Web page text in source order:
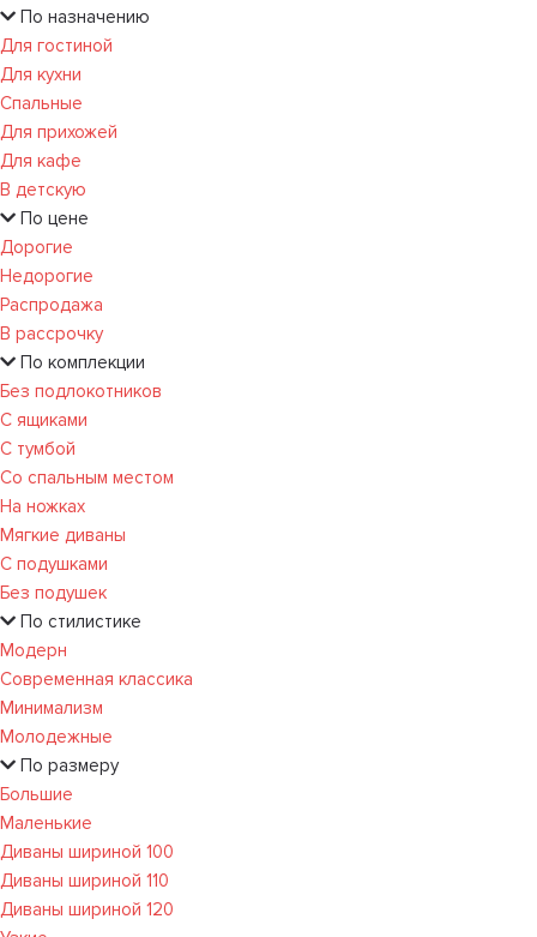
По назначению
Для гостиной
Для кухни
Спальные
Для прихожей
Для кафе
В детскую
По цене
Дорогие
Недорогие
Распродажа
В рассрочку
По комплекции
Без подлокотников
С ящиками
С тумбой
Со спальным местом
На ножках
Мягкие диваны
С подушками
Без подушек
По стилистике
Модерн
Современная классика
Минимализм
Молодежные
По размеру
Большие
Маленькие
Диваны шириной 100
Диваны шириной 110
Диваны шириной 120